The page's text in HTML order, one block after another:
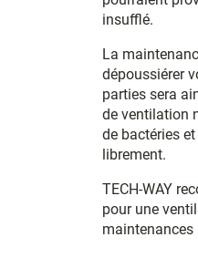
insufflé.
La
dépoussiérer
parties sera
de ventilation
de bactéries
librement.
TECH-WAY
pour une
maintenances